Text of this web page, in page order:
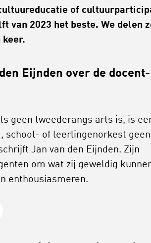
of
van 2023 het beste. We delen
keer.
Eijnden over de docent-
geen tweederangs arts is, is
school- of leerlingenorkest geen
Jan van den Eijnden. Zijn
om wat zij geweldig
enthousiasmeren.